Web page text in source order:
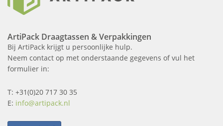
ArtiPack Draagtassen & Verpakkingen
Bij ArtiPack krijgt u persoonlijke hulp.
Neem contact op met onderstaande gegevens of vul het
formulier in:
T: +31(0)20 717 30 35
E: info@artipack.nl